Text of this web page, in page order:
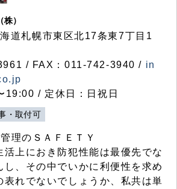
）
道札幌市東区北17条東7丁目1
/ FAX：011-742-3940 / in
19:00 / 定休日：日祝日
・取付可
理のＳＡＦＥＴＹ
活上におき防犯性能は最優先でな
し、その中でいかに利便性を求め
表れでないでしょうか、私共は単